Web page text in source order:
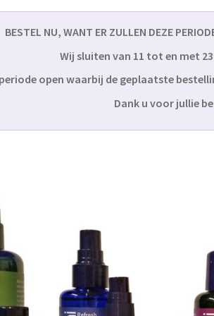
BESTEL NU, WANT ER ZULLEN DEZE
Wij sluiten van 11 tot en met
open waarbij de geplaatste
Dank u voor jullie